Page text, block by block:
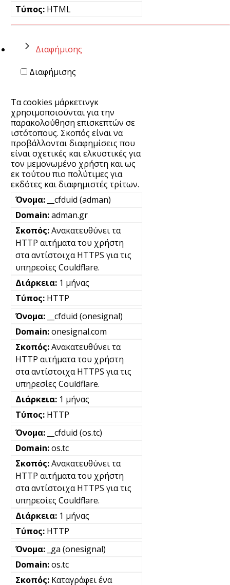
HTML
Διαφήμισης
Διαφήμισης
Τα cookies μάρκετινγκ
χρησιμοποιούνται για την
παρακολούθηση επισκεπτών σε
ιστότοπους. Σκοπός είναι να
προβάλλονται διαφημίσεις που
είναι σχετικές και ελκυστικές για
τον μεμονωμένο χρήστη και ως
εκ τούτου πιο πολύτιμες για
εκδότες και διαφημιστές τρίτων.
__cfduid (adman)
adman.gr
Ανακατευθύνει τα
HTTP αιτήματα του χρήστη
στα αντίστοιχα HTTPS για τις
υπηρεσίες Couldflare.
1 μήνας
HTTP
__cfduid (onesignal)
onesignal.com
Ανακατευθύνει τα
HTTP αιτήματα του χρήστη
στα αντίστοιχα HTTPS για τις
υπηρεσίες Couldflare.
1 μήνας
HTTP
__cfduid (os.tc)
os.tc
Ανακατευθύνει τα
HTTP αιτήματα του χρήστη
στα αντίστοιχα HTTPS για τις
υπηρεσίες Couldflare.
1 μήνας
HTTP
_ga (onesignal)
os.tc
Καταγράφει ένα